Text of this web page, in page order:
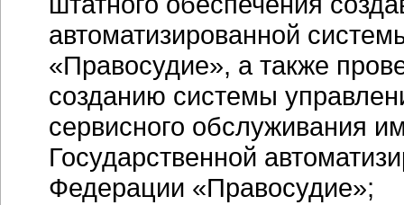
автоматизированной
«Правосудие», а также
созданию системы
сервисного обслуживания
Государственной
Федерации «Правосудие»;